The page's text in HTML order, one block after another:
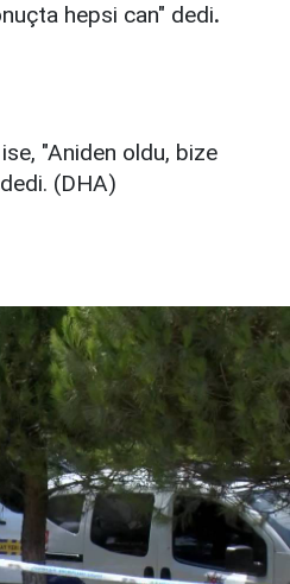
hepsi can" dedi.
"Aniden oldu, bize
(DHA)